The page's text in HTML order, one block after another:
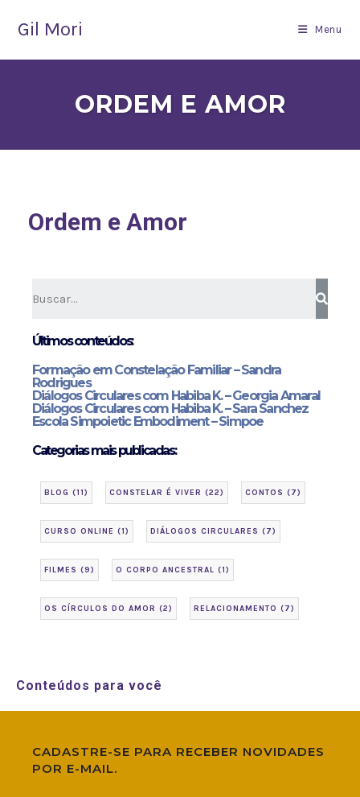
Gil Mori Menu
ORDEM E AMOR
Ordem e Amor
Últimos conteúdos:
Formação em Constelação Familiar – Sandra
Rodrigues
Diálogos Circulares com Habiba K. – Georgia Amaral
Diálogos Circulares com Habiba K. – Sara Sanchez
Escola Simpoietic Embodiment – Simpoe
Categorias mais publicadas:
BLOG (11) CONSTELAR É VIVER (22) CONTOS (7)
CURSO ONLINE (1) DIÁLOGOS CIRCULARES (7)
FILMES (9) O CORPO ANCESTRAL (1)
OS CÍRCULOS DO AMOR (2) RELACIONAMENTO (7)
Conteúdos para você
CADASTRE-SE PARA RECEBER NOVIDADES
POR E-MAIL.